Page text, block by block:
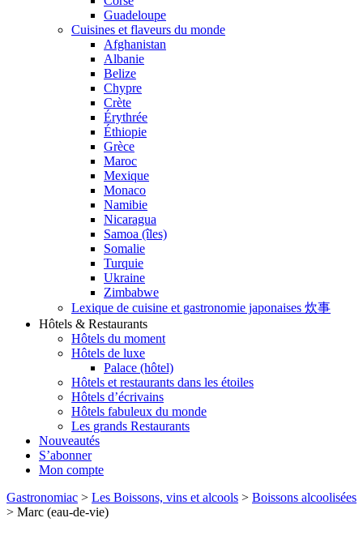
Guadeloupe
Cuisines et flaveurs du monde
Afghanistan
Albanie
Belize
Chypre
Crète
Érythrée
Éthiopie
Grèce
Maroc
Mexique
Monaco
Namibie
Nicaragua
Samoa (îles)
Somalie
Turquie
Ukraine
Zimbabwe
Lexique de cuisine et gastronomie japonaises 炊事
Hôtels & Restaurants
Hôtels du moment
Hôtels de luxe
Palace (hôtel)
Hôtels et restaurants dans les étoiles
Hôtels d’écrivains
Hôtels fabuleux du monde
Les grands Restaurants
Nouveautés
S’abonner
Mon compte
Gastronomiac > Les Boissons, vins et alcools > Boissons alcoolisées
> Marc (eau-de-vie)